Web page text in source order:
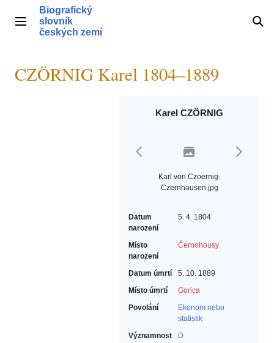
obsahHlavní menu
Biografický
slovník
českých zemí
CZÖRNIG Karel 1804–1889
Karel CZÖRNIG
Karl von Czoernig-
Czernhausen.jpg
Datum
narození
5. 4. 1804
Místo
narození
Černohousy
Datum úmrtí
5. 10. 1889
Místo úmrtí
Gorica
Povolání
Ekonom nebo
statistik‎
Významnost
D